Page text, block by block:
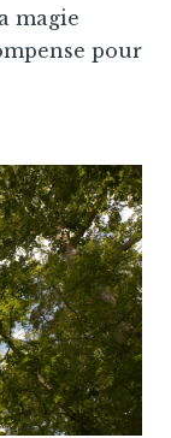
magie
pour